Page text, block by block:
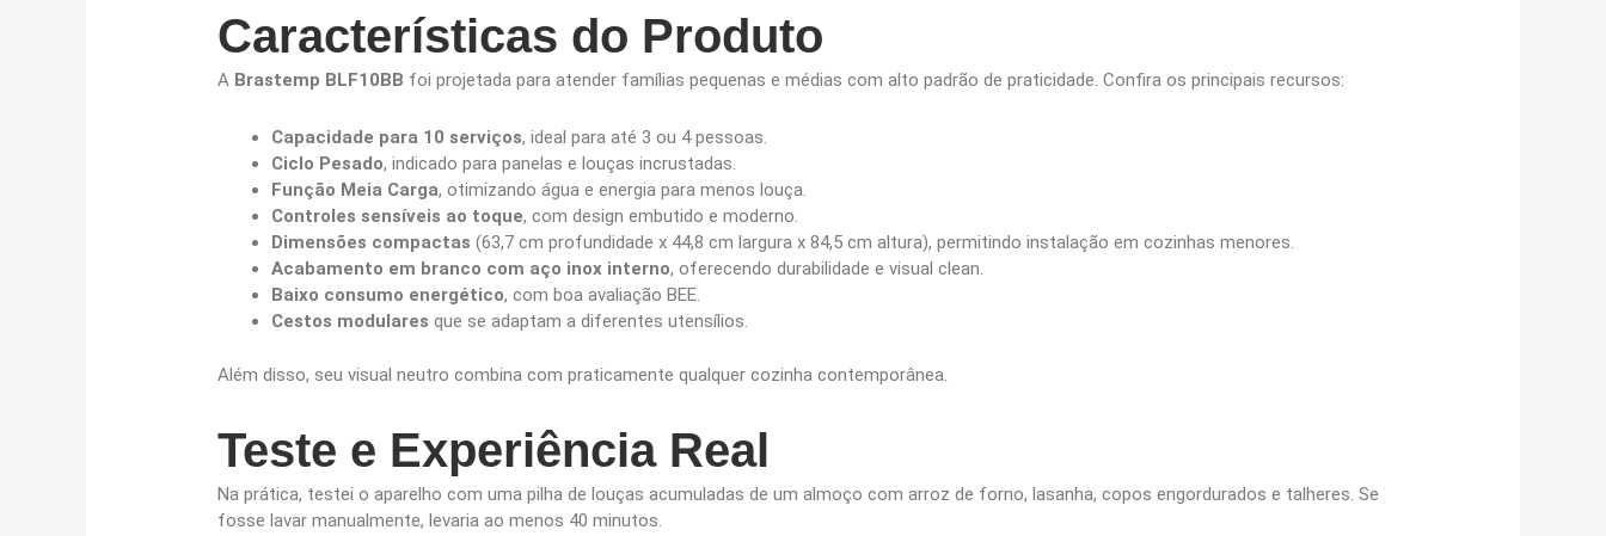
Características do Produto
A Brastemp BLF10BB foi projetada para atender famílias pequenas e médias com alto padrão de praticidade. Confira os principais recursos:
Capacidade para 10 serviços, ideal para até 3 ou 4 pessoas.
Ciclo Pesado, indicado para panelas e louças incrustadas.
Função Meia Carga, otimizando água e energia para menos louça.
Controles sensíveis ao toque, com design embutido e moderno.
Dimensões compactas (63,7 cm profundidade x 44,8 cm largura x 84,5 cm altura), permitindo instalação em cozinhas menores.
Acabamento em branco com aço inox interno, oferecendo durabilidade e visual clean.
Baixo consumo energético, com boa avaliação BEE.
Cestos modulares que se adaptam a diferentes utensílios.
Além disso, seu visual neutro combina com praticamente qualquer cozinha contemporânea.
Teste e Experiência Real
Na prática, testei o aparelho com uma pilha de louças acumuladas de um almoço com arroz de forno, lasanha, copos engordurados e talheres. Se
fosse lavar manualmente, levaria ao menos 40 minutos.